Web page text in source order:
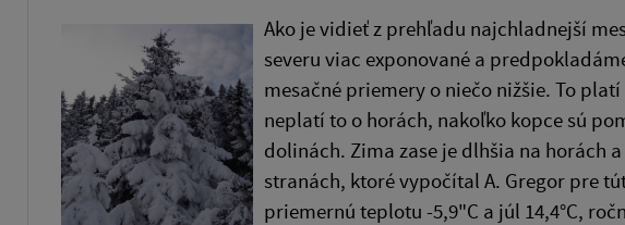
Ako je vidieť z prehľadu najchladnejší
severu viac exponované a
mesačné priemery o niečo nižšie. To
neplatí to o ho­rách, nakoľko kopce sú
dolinách. Zima zase je dlhšia na horách
stranách, ktoré vypočítal A. Gregor pre
priemernú teplotu -5,9"C a júl 14,4°C,